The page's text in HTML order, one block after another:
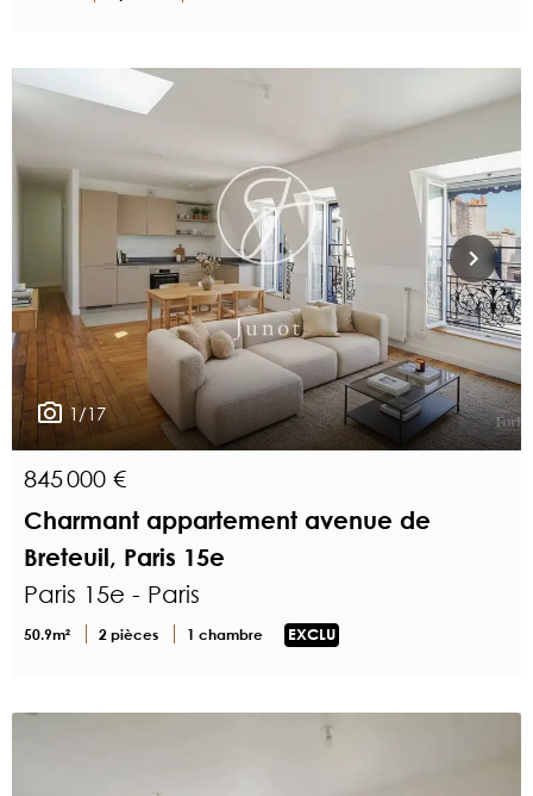
1/17
845 000 €
Charmant appartement avenue de
Breteuil, Paris 15e
Paris 15e - Paris
50.9m² 2 pièces 1 chambre EXCLU